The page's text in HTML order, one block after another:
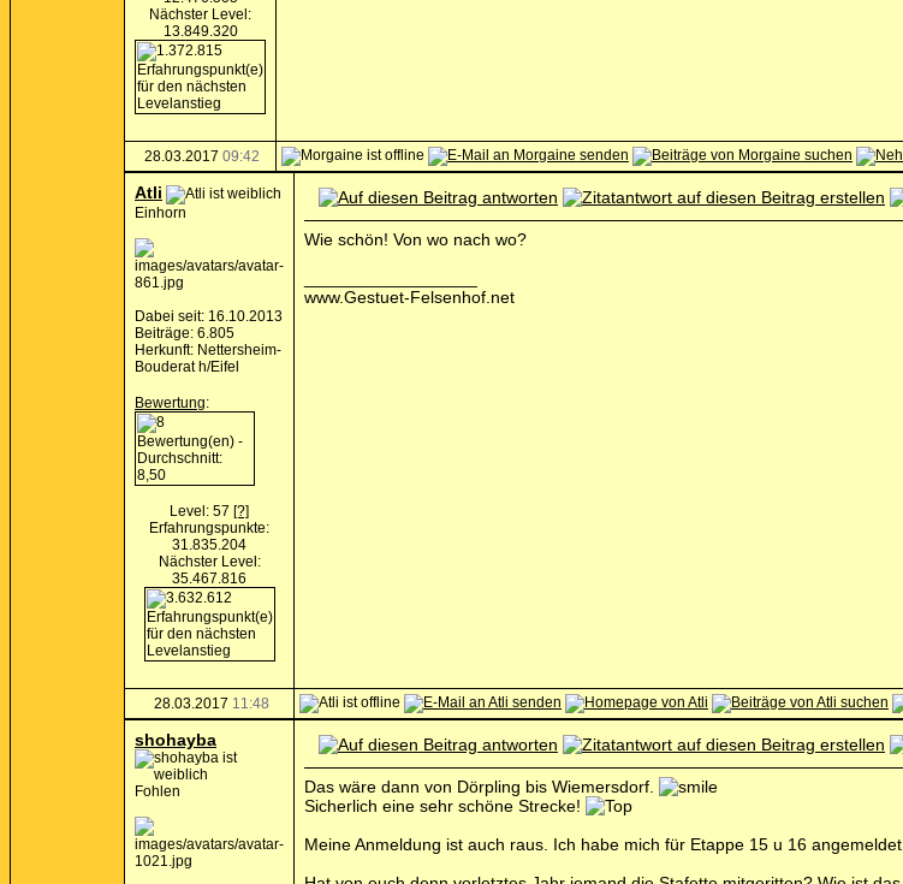
Nächster Level:
13.849.320
28.03.2017 09:42
Atli
Einhorn
Dabei seit: 16.10.2013
Beiträge: 6.805
Herkunft: Nettersheim-
Bouderat h/Eifel
Bewertung:
Level: 57 [?]
Erfahrungspunkte:
31.835.204
Nächster Level:
35.467.816
Wie schön! Von wo nach wo?
www.Gestuet-Felsenhof.net
28.03.2017 11:48
shohayba
Fohlen
Das wäre dann von Dörpling bis Wiemersdorf.
Sicherlich eine sehr schöne Strecke!
Meine Anmeldung ist auch raus. Ich habe mich für Etappe 15 u 16